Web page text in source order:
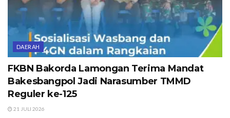
DAERAH
FKBN Bakorda Lamongan Terima Mandat
Bakesbangpol Jadi Narasumber TMMD
Reguler ke-125
21 JULI 2026